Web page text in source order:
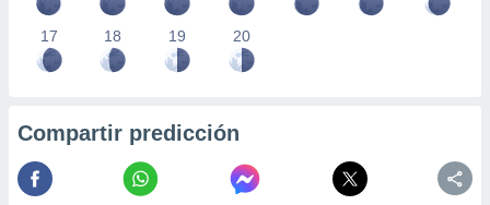
17 18 19 20
Compartir predicción